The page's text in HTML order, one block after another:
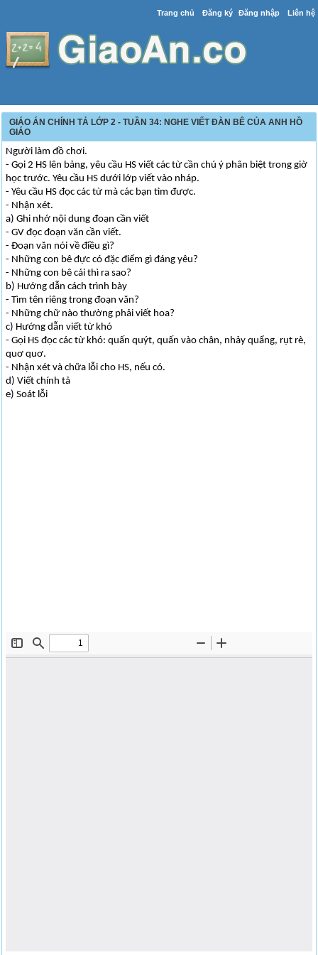
Trang chủ Đăng ký Đăng nhập Liên hệ
GIÁO ÁN CHÍNH TẢ LỚP 2 - TUẦN 34: NGHE VIẾT ĐÀN BÊ CỦA ANH HỒ
GIÁO
Người làm đồ chơi.
- Gọi 2 HS lên bảng, yêu cầu HS viết các từ cần chú ý phân biệt trong giờ
học trước. Yêu cầu HS dưới lớp viết vào nháp.
- Yêu cầu HS đọc các từ mà các bạn tìm được.
- Nhận xét.
a) Ghi nhớ nội dung đoạn cần viết
- GV đọc đoạn văn cần viết.
- Đoạn văn nói về điều gì?
- Những con bê đực có đặc điểm gì đáng yêu?
- Những con bê cái thì ra sao?
b) Hướng dẫn cách trình bày
- Tìm tên riêng trong đoạn văn?
- Những chữ nào thường phải viết hoa?
c) Hướng dẫn viết từ khó
- Gọi HS đọc các từ khó: quấn quýt, quấn vào chân, nhảy quẩng, rụt rè,
quơ quơ.
- Nhận xét và chữa lỗi cho HS, nếu có.
d) Viết chính tả
e) Soát lỗi